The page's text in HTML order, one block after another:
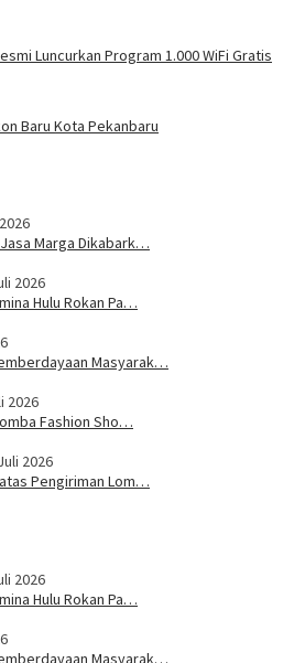
Luncurkan Program 1.000 WiFi Gratis
Baru Kota Pekanbaru
Marga Dikabark…
2026
Hulu Rokan Pa…
Masyarak…
2026
Fashion Sho…
2026
Pengiriman Lom…
2026
Hulu Rokan Pa…
Masyarak…